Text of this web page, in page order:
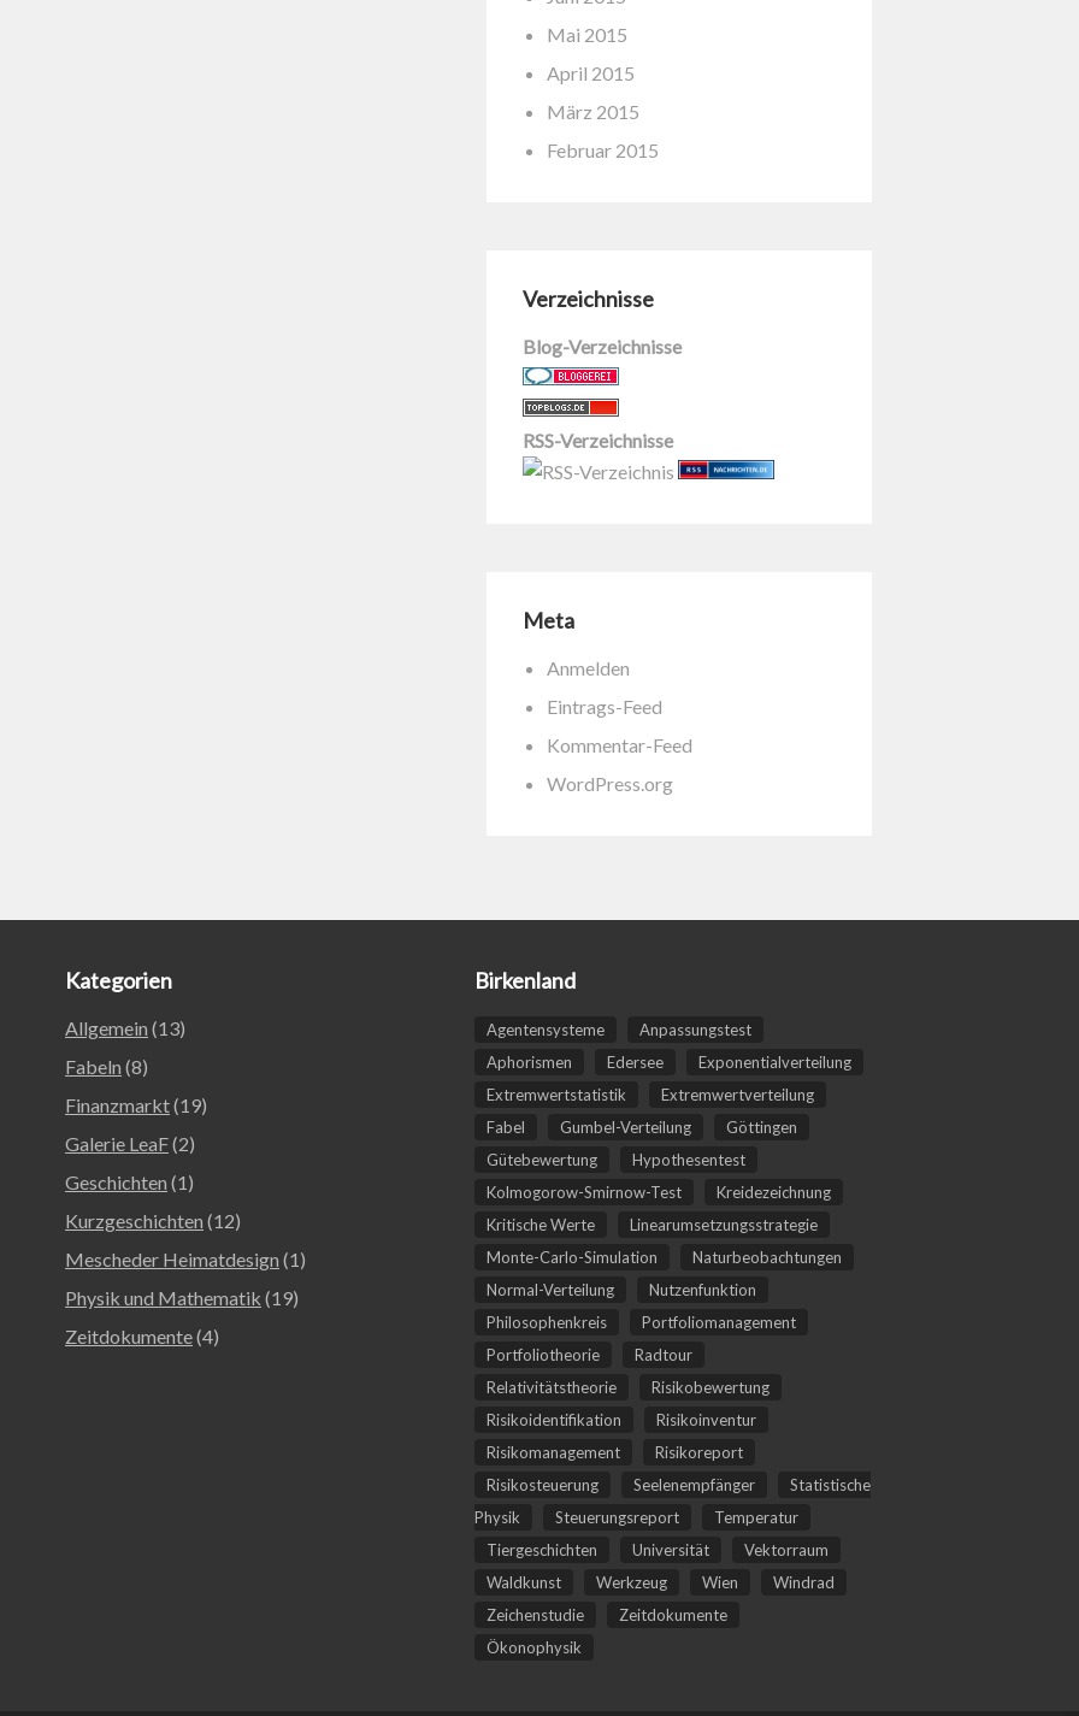
Mai 2015
April 2015
März 2015
Februar 2015
Verzeichnisse
Blog-Verzeichnisse
RSS-Verzeichnisse
Meta
Anmelden
Eintrags-Feed
Kommentar-Feed
WordPress.org
Kategorien
Allgemein (13)
Fabeln (8)
Finanzmarkt(19)
Galerie LeaF(2)
Geschichten (1)
Kurzgeschichten (12)
Mescheder Heimatdesign (1)
Physik und Mathematik (19)
Zeitdokumente(4)
Birkenland
Agentensysteme
Anpassungstest
Aphorismen
Edersee
Exponentialverteilung
Extremwertstatistik
Extremwertverteilung
Fabel
Gumbel-Verteilung
Göttingen
Gütebewertung
Hypothesentest
Kolmogorow-Smirnow-Test
Kreidezeichnung
Kritische Werte
Linearumsetzungsstrategie
Monte-Carlo-Simulation
Naturbeobachtungen
Normal-Verteilung
Nutzenfunktion
Philosophenkreis
Portfoliomanagement
Portfoliotheorie
Radtour
Relativitätstheorie
Risikobewertung
Risikoidentifikation
Risikoinventur
Risikomanagement
Risikoreport
Risikosteuerung
Seelenempfänger
Statistische
Physik
Steuerungsreport
Temperatur
Tiergeschichten
Universität
Vektorraum
Waldkunst
Werkzeug Wien
Windrad
Zeichenstudie
Zeitdokumente
Ökonophysik